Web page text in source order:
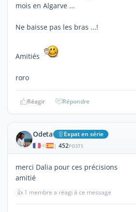
mois en Algarve ...
Ne baisse pas les bras ...!
Amitiés
roro
Réagir Répondre
Odeta Expat en série
| 452POSTS
merci Dalia pour ces précisions
amitié
👍 1 membre a réagi à ce message